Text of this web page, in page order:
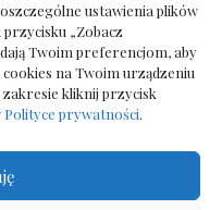
ustawienia plików
„Zobacz
Twoim preferencjom, aby
na Twoim urządzeniu
kliknij przycisk
Polityce prywatności.